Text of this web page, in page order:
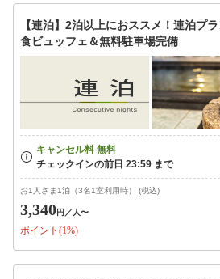
【連泊】2泊以上におススメ！連泊プ
食ビュッフェ＆無料駐車場完備
お1人さま1泊（3名1室利用時） (税込)
3,340円 ／人〜
ポイント(1%)